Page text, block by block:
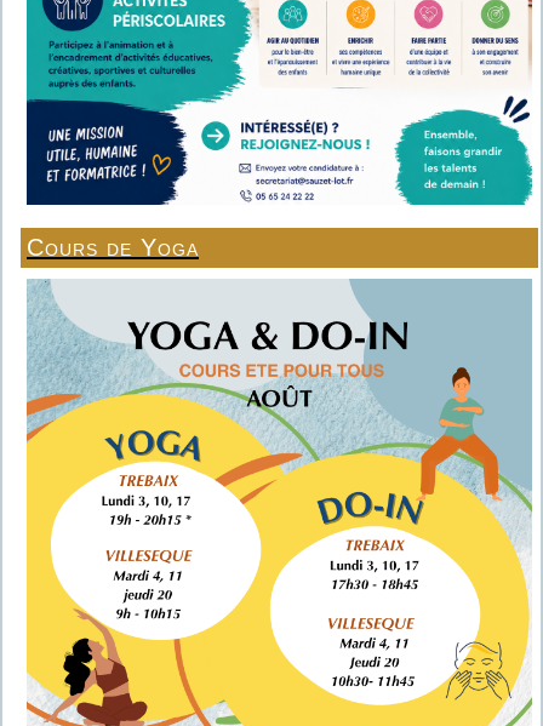
Cours de Yoga